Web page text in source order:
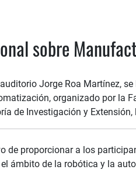
sobre
Jorge Roa Martínez,
organizado por la
de Investigación y
de proporcionar a los
ámbito de la robótica y la